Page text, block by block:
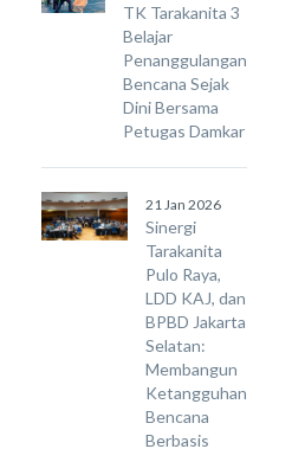
TK Tarakanita 3
Belajar
Penanggulangan
Bencana Sejak
Dini Bersama
Petugas Damkar
21 Jan 2026
Sinergi
Tarakanita
Pulo Raya,
LDD KAJ, dan
BPBD Jakarta
Selatan:
Membangun
Ketangguhan
Bencana
Berbasis